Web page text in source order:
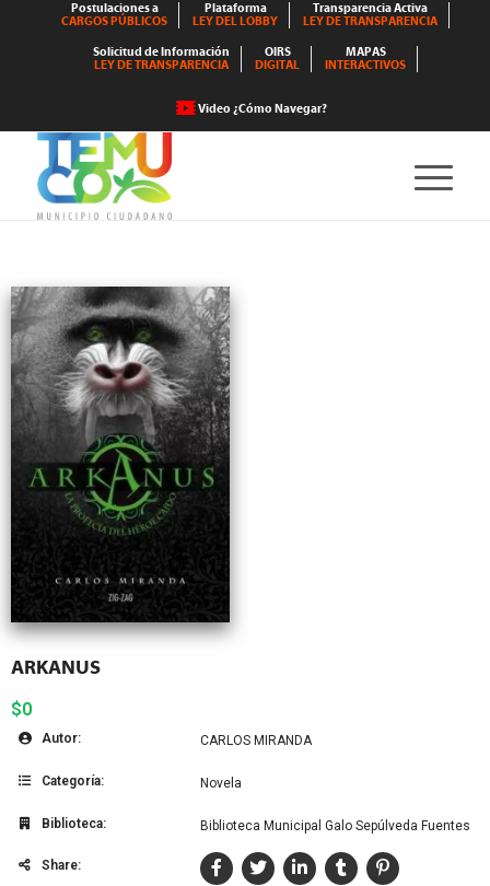
Postulaciones a
CARGOS PÚBLICOS
Plataforma
LEY DEL LOBBY
Transparencia Activa
LEY DE TRANSPARENCIA
Solicitud de Información
LEY DE TRANSPARENCIA
OIRS
DIGITAL
MAPAS
INTERACTIVOS
Video ¿Cómo Navegar?
ARKANUS
$0
Autor: CARLOS MIRANDA
Categoría: Novela
Biblioteca: Biblioteca Municipal Galo Sepúlveda Fuentes
Share: